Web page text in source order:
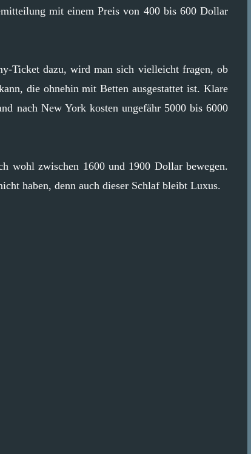
mit einem Preis von 400 bis 600 Dollar
Ticket dazu, wird man sich vielleicht fragen, ob
die ohnehin mit Betten ausgestattet ist. Klare
nach New York kosten ungefähr 5000 bis 6000
wohl zwischen 1600 und 1900 Dollar bewegen.
haben, denn auch dieser Schlaf bleibt Luxus.